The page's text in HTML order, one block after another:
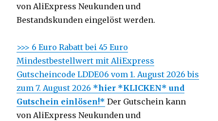
von AliExpress Neukunden und
Bestandskunden eingelöst werden.
>>> 6 Euro Rabatt bei 45 Euro
Mindestbestellwert mit AliExpress
Gutscheincode LDDE06 vom 1. August 2026 bis
zum 7. August 2026 *hier *KLICKEN* und
Gutschein einlösen!* Der Gutschein kann
von AliExpress Neukunden und